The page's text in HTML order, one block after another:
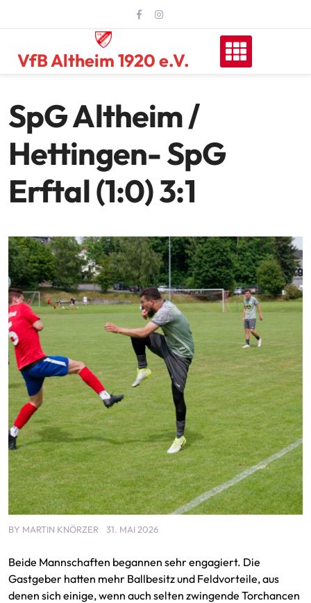
VfB Altheim 1920 e.V.
SpG Altheim /
Hettingen- SpG
Erftal (1:0) 3:1
BY MARTIN KNÖRZER 31. MAI 2026
Beide Mannschaften begannen sehr engagiert. Die
Gastgeber hatten mehr Ballbesitz und Feldvorteile, aus
denen sich einige, wenn auch selten zwingende Torchancen